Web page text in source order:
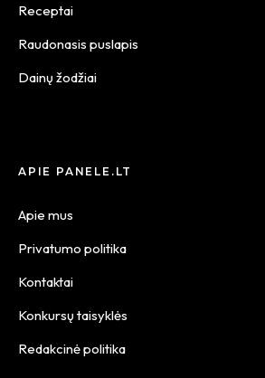
Receptai
Raudonasis puslapis
Dainų žodžiai
APIE PANELE.LT
Apie mus
Privatumo politika
Kontaktai
Konkursų taisyklės
Redakcinė politika